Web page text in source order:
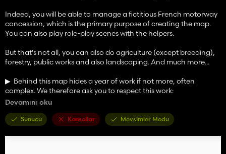
Indeed, you will be able to manage a fictitious French motorway
concession, which is the primary purpose of creating the map.
You can also play role-play scenes with the helpers.
But that's not all, you can also do agriculture (except breeding),
forestry, public works and also landscaping. And much more...
▶ ️ Behind this map hides a year of work if not more, often
complex. We therefore ask you to respect this work:
INFO: Map compatible with TP fruit and Season mod
Devamını oku
Sunucu Konsollar Mevsimler Modu